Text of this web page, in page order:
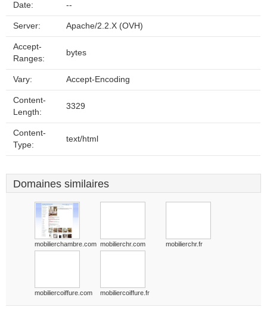
Date: --
Server: Apache/2.2.X (OVH)
Accept-
Ranges:
bytes
Vary: Accept-Encoding
Content-
Length:
3329
Content-
Type:
text/html
Domaines similaires
mobilierchambre.com mobilierchr.com mobilierchr.fr
mobiliercoiffure.com mobiliercoiffure.fr